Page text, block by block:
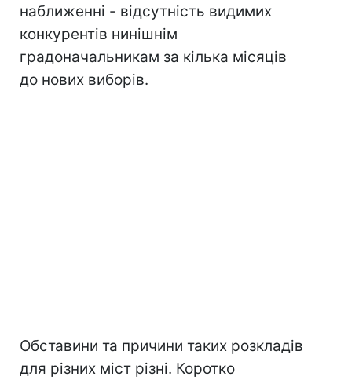
наближенні - відсутність видимих
конкурентів нинішнім
градоначальникам за кілька місяців
до нових виборів.
Обставини та причини таких розкладів
для різних міст різні. Коротко